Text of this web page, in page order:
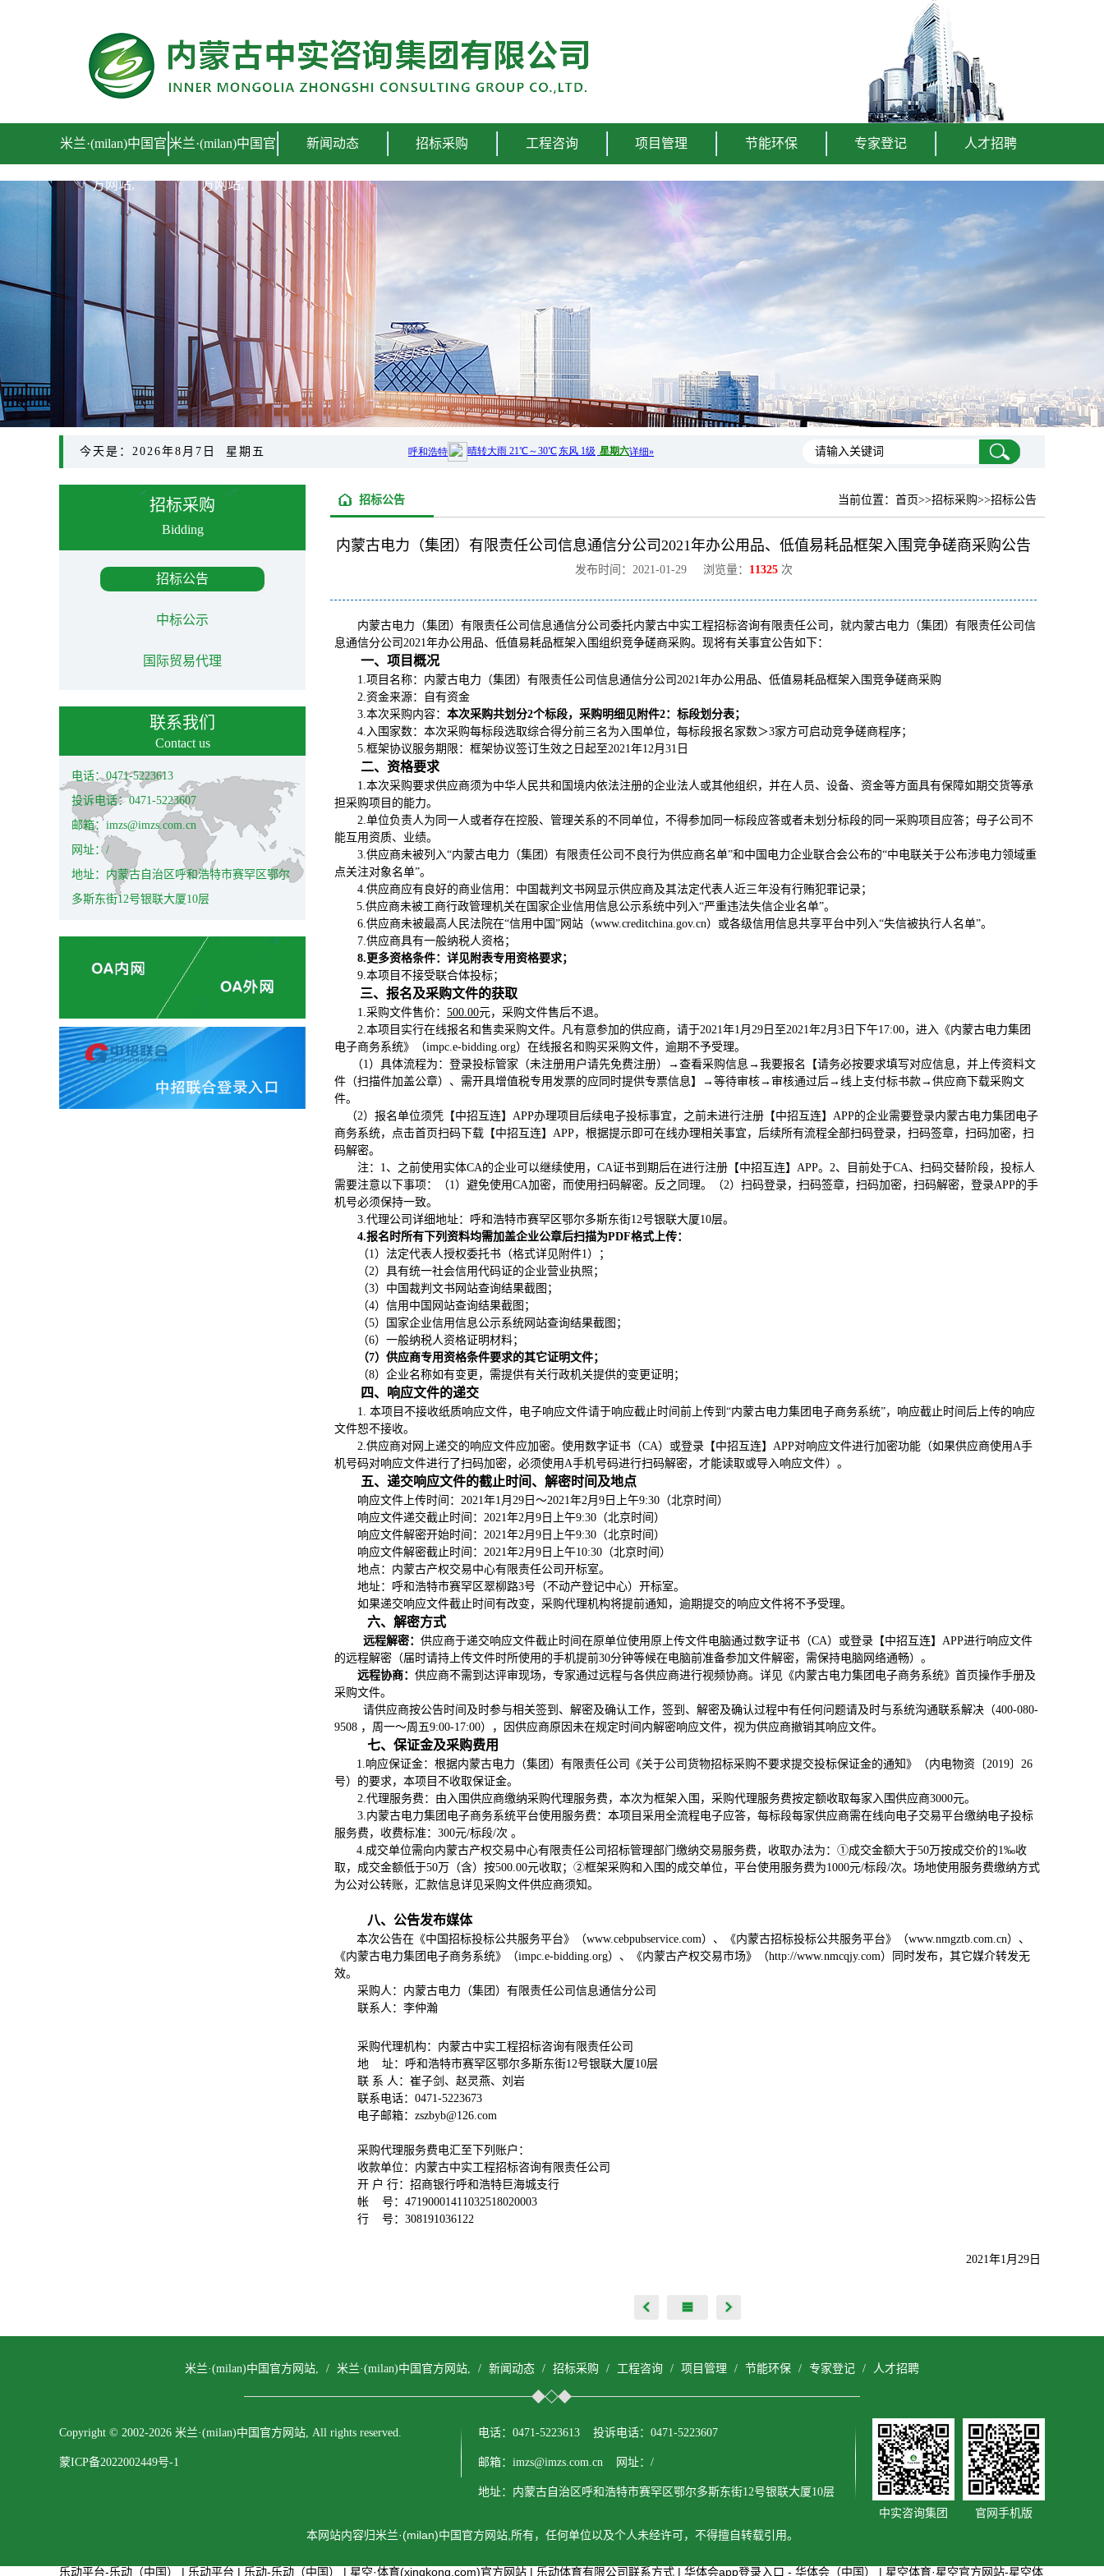
米兰·(milan)中国官
方网站,
米兰·(milan)中国官
方网站,
新闻动态 招标采购 工程咨询 项目管理 节能环保 专家登记 人才招聘
今天是：2026年8月7日 星期五
招标采购
Bidding
招标公告
中标公示
国际贸易代理
联系我们
Contact us
电话：0471-5223613
投诉电话：0471-5223607
邮箱：imzs@imzs.com.cn
网址：/
地址：内蒙古自治区呼和浩特市赛罕区鄂尔
多斯东街12号银联大厦10层
当前位置： 首页>>招标采购>>招标公告
招标公告
内蒙古电力（集团）有限责任公司信息通信分公司2021年办公用品、低值易耗品框架入围竞争磋商采购公告
发布时间：2021-01-29 浏览量： 11325次
内蒙古电力（集团）有限责任公司信息通信分公司委托内蒙古中实工程招标咨询有限责任公司，就内蒙古电力（集团）有限责任公司信
息通信分公司2021年办公用品、低值易耗品框架入围组织竞争磋商采购。现将有关事宜公告如下：
一、项目概况
1.项目名称：内蒙古电力（集团）有限责任公司信息通信分公司2021年办公用品、低值易耗品框架入围竞争磋商采购
2.资金来源：自有资金
3.本次采购内容： 本次采购共划分2个标段，采购明细见附件2：标段划分表；
4. 入围家数：本次采购每标段选取综合得分前三名为入围单位，每标段报名家数＞3家方可启动竞争磋商程序；
5.框架协议服务期限：框架协议签订生效之日起至2021年12月31日
二、 资格要求
1.本次采购要求供应商须为中华人民共和国境内依法注册的企业法人或其他组织，并在人员、设备、资金等方面具有保障如期交货等承
担采购项目的能力。
2.单位负责人为同一人或者存在控股、管理关系的不同单位，不得参加同一标段应答或者未划分标段的同一采购项目应答；母子公司不
能互用资质、业绩。
3.供应商未被列入“内蒙古电力（集团）有限责任公司不良行为供应商名单”和中国电力企业联合会公布的“中电联关于公布涉电力领域重
点关注对象名单”。
4.供应商应有良好的商业信用：中国裁判文书网显示供应商及其法定代表人近三年没有行贿犯罪记录；
5.供应商未被工商行政管理机关在国家企业信用信息公示系统中列入“严重违法失信企业名单”。
6.供应商未被最高人民法院在“信用中国”网站（www.creditchina.gov.cn）或各级信用信息共享平台中列入“失信被执行人名单”。
7.供应商具有一般纳税人资格；
8. 更多资格条件：详见附表专用资格要求；
9.本项目不接受联合体投标；
三、报名及采购文件的获取
1.采购文件售价： 500.00元，采购文件售后不退。
2.本项目实行在线报名和售卖采购文件。凡有意参加的供应商，请于2021年1月29日至2021年2月3日下午17:00，进入《内蒙古电力集团
电子商务系统》（impc.e-bidding.org）在线报名和购买采购文件，逾期不予受理。
（1）具体流程为： 登录投标管家（未注册用户请先免费注册）→查看采购信息→我要报名【请务必按要求填写对应信息，并上传资料文
件（扫描件加盖公章）、需开具增值税专用发票的应同时提供专票信息】→等待审核→审核通过后→ 线上支付标书款→ 供应商下载采购文
件。
（2）报名单位须凭【中招互连】APP办理项目后续电子投标事宜，之前未进行注册【中招互连】APP的企业需要登录内蒙古电力集团电子
商务系统，点击首页扫码下载【中招互连】APP，根据提示即可在线办理相关事宜，后续所有流程全部扫码登录，扫码签章，扫码加密，扫
码解密。
注：1、之前使用实体CA的企业可以继续使用，CA证书到期后在进行注册【中招互连】APP。2、目前处于CA、扫码交替阶段，投标人
需要注意以下事项：（1）避免使用CA加密，而使用扫码解密。反之同理。（2）扫码登录，扫码签章，扫码加密，扫码解密，登录APP的手
机号必须保持一致。
3.代理公司详细地址：呼和浩特市赛罕区鄂尔多斯东街12号银联大厦10层。
4.报名时所有下列资料均需加盖企业公章后扫描为PDF格式上传：
（1）法定代表人授权委托书（格式详见附件1）；
（2）具有统一社会信用代码证的企业营业执照；
（3）中国裁判文书网站查询结果截图；
（4）信用中国网站查询结果截图；
（5）国家企业信用信息公示系统网站查询结果截图；
（6）一般纳税人资格证明材料；
（7）供应商专用资格条件要求的其它证明文件；
（8）企业名称如有变更，需提供有关行政机关提供的变更证明；
四、响应文件的递交
1. 本项目不接收纸质响应文件，电子响应文件请于响应截止时间前上传到“内蒙古电力集团电子商务系统”，响应截止时间后上传的响应
文件恕不接收。
2.供应商对网上递交的响应文件应加密。使用数字证书（CA）或登录【中招互连】APP对响应文件进行加密功能（如果供应商使用A手
机号码对响应文件进行了扫码加密，必须使用A手机号码进行扫码解密，才能读取或导入响应文件）。
五、递交响应文件的截止时间、解密时间及地点
响应文件上传时间：2021年1月29日～2021年2月9日上午9:30（北京时间）
响应文件递交截止时间：2021年2月9日上午9:30（北京时间）
响应文件解密开始时间：2021年2月9日上午9:30（北京时间）
响应文件解密截止时间：2021年2月9日上午10:30（北京时间）
地点：内蒙古产权交易中心有限责任公司开标室。
地址：呼和浩特市赛罕区翠柳路3号（不动产登记中心）开标室。
如果递交响应文件截止时间有改变，采购代理机构将提前通知，逾期提交的响应文件将不予受理。
六、解密方式
远程解密： 供应商于递交响应文件截止时间在原单位使用原上传文件电脑通过数字证书（CA）或登录【中招互连】APP进行响应文件
的远程解密（届时请持上传文件时所使用的手机提前30分钟等候在电脑前准备参加文件解密，需保持电脑网络通畅）。
远程协商： 供应商不需到达评审现场，专家通过远程与各供应商进行视频协商。详见《内蒙古电力集团电子商务系统》首页操作手册及
采购文件。
请供应商按公告时间及时参与相关签到、解密及确认工作，签到、解密及确认过程中有任何问题请及时与系统沟通联系解决（400-080-
9508 ，周一～周五9:00-17:00），因供应商原因未在规定时间内解密响应文件，视为供应商撤销其响应文件。
七、保证金及采购费用
1.响应保证金：根据内蒙古电力（集团）有限责任公司《关于公司货物招标采购不要求提交投标保证金的通知》（内电物资〔2019〕26
号）的要求，本项目不收取保证金。
2.代理服务费：由入围供应商缴纳采购代理服务费，本次为框架入围，采购代理服务费按定额收取每家入围供应商3000元。
3.内蒙古电力集团电子商务系统平台使用服务费：本项目采用全流程电子应答，每标段每家供应商需在线向电子交易平台缴纳电子投标
服务费，收费标准：300元/标段/次 。
4.成交单位需向内蒙古产权交易中心有限责任公司招标管理部门缴纳交易服务费，收取办法为：①成交金额大于50万按成交价的1‰收
取，成交金额低于50万（含）按500.00元收取；②框架采购和入围的成交单位，平台使用服务费为1000元/标段/次。场地使用服务费缴纳方式
为公对公转账，汇款信息详见采购文件供应商须知。
八、公告发布媒体
本次公告在《中国招标投标公共服务平台》（www.cebpubservice.com）、《内蒙古招标投标公共服务平台》（www.nmgztb.com.cn）、
《内蒙古电力集团电子商务系统》（impc.e-bidding.org）、《内蒙古产权交易市场》（http://www.nmcqjy.com）同时发布，其它媒介转发无
效。
采购人：内蒙古电力（集团）有限责任公司信息通信分公司
联系人：李仲瀚
采购代理机构：内蒙古中实工程招标咨询有限责任公司
地 址：呼和浩特市赛罕区鄂尔多斯东街12号银联大厦10层
联 系 人：崔子剑、赵灵燕、刘岩
联系电话：0471-5223673
电子邮箱：zszbyb@126.com
采购代理服务费电汇至下列账户：
收款单位：内蒙古中实工程招标咨询有限责任公司
开 户 行：招商银行呼和浩特巨海城支行
帐 号：47190001411032518020003
行 号：308191036122
2021年1月29日
米兰·(milan)中国官方网站, / 米兰·(milan)中国官方网站, / 新闻动态 / 招标采购 / 工程咨询 / 项目管理 / 节能环保 / 专家登记 / 人才招聘
Copyright © 2002-2026 米兰·(milan)中国官方网站, All rights reserved.
蒙ICP备2022002449号-1
电话：0471-5223613 投诉电话：0471-5223607
邮箱：imzs@imzs.com.cn 网址：/
地址：内蒙古自治区呼和浩特市赛罕区鄂尔多斯东街12号银联大厦10层
中实咨询集团
官网手机版
本网站内容归米兰·(milan)中国官方网站,所有，任何单位以及个人未经许可，不得擅自转载引用。
乐动平台-乐动（中国） | 乐动平台 | 乐动-乐动（中国） | 星空·体育(xingkong.com)官方网站 | 乐动体育有限公司联系方式 | 华体会app登录入口 - 华体会（中国） | 星空体育·星空官方网站-星空体